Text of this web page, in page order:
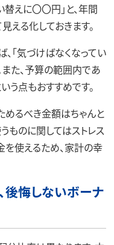
えに〇〇円」と、年間
える化しておきます。
「気づけばなくなってい
また、予算の範囲内であ
う点もおすすめです。
めるべき金額はちゃんと
ものに関してはストレス
を使えるため、家計の幸
、後悔しないボーナ